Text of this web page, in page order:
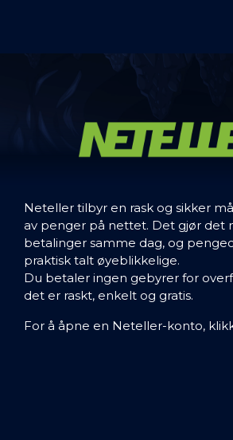
Neteller tilbyr en rask og sikker
av penger på nettet. Det gjør det
betalinger samme dag, og
praktisk talt øyeblikkelige.
Du betaler ingen gebyrer for
det er raskt, enkelt og gratis.
For å åpne en Neteller-konto,